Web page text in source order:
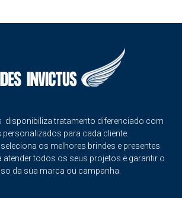
disponibiliza tratamento diferenciado com
personalizados para cada cliente.
os melhores brindes e presentes
todos os seus projetos e garantir o
da sua marca ou campanha.